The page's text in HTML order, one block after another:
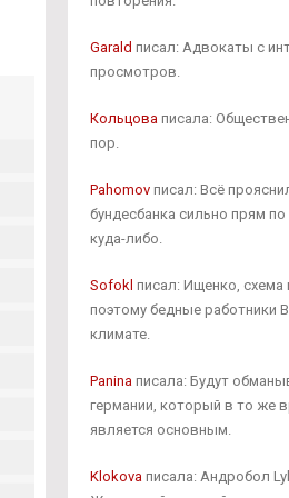
Garald писал: Адвокаты с
просмотров.
Кольцоваписала:
пор.
Pahomovписал: Всё
бундесбанка сильно прям
куда-либо.
Sofokl писал: Ищенко, схема
поэтому бедные работники
климате.
Paninaписала: Будут
германии, который в то же
является основным.
Klokovaписала: Андробол